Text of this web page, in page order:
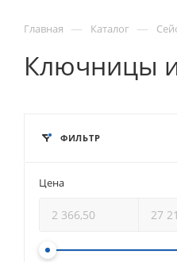
Главная — Каталог —
Ключницы
ФИЛЬТР
Цена